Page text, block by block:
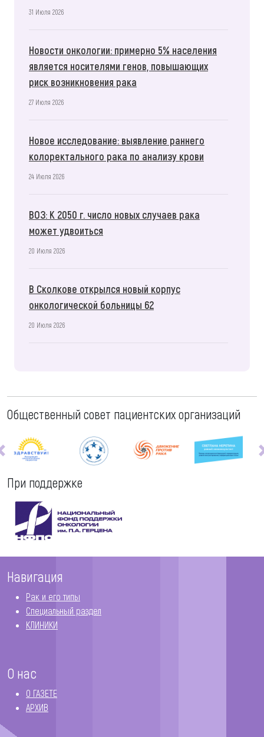
31 Июля 2026
Новости онкологии: примерно 5% населения
является носителями генов, повышающих
риск возникновения рака
27 Июля 2026
Новое исследование: выявление раннего
колоректального рака по анализу крови
24 Июля 2026
ВОЗ: К 2050 г. число новых случаев рака
может удвоиться
20 Июля 2026
В Сколкове открылся новый корпус
онкологической больницы 62
20 Июля 2026
Общественный совет пациентских организаций
При поддержке
Навигация
Рак и его типы
Специальный раздел
КЛИНИКИ
О нас
О ГАЗЕТЕ
АРХИВ